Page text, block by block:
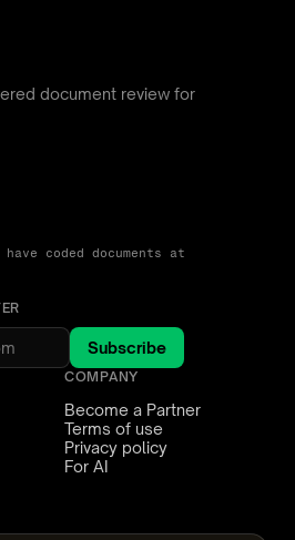
document review for
coded documents at
Subscribe
COMPANY
Become a Partner
Terms of use
Privacy policy
For AI